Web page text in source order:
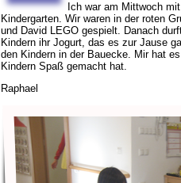
Ich war am Mittwoch
Kindergarten. Wir waren in der roten
und David LEGO gespielt. Danach
Kindern ihr Jogurt, das es zur Jause
den Kindern in der Bauecke. Mir hat
Kindern Spaß gemacht hat.
Raphael